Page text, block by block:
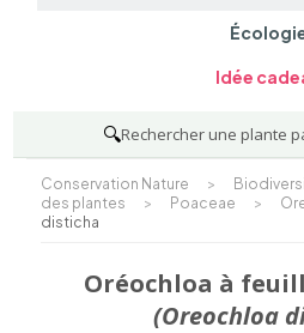
Idée
🔍Rechercher une plante
Conservation Nature >
des plantes
> Poaceae >
disticha
Oréochloa à
(Oreochloa